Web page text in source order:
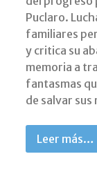
Puclaro.
familiares
y critica su
memoria a
fantasmas
de salvar sus
Leer más…